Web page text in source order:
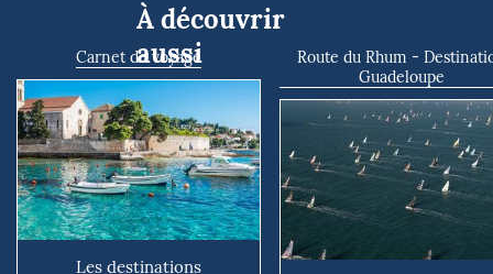
À découvrir
aussi
Carnet de voyage
Les destinations
Route du Rhum -
Guadeloupe